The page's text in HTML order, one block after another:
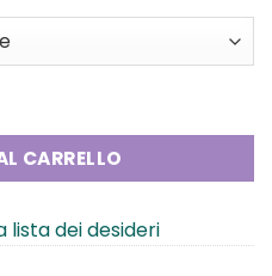
CARRELLO
lista dei desideri